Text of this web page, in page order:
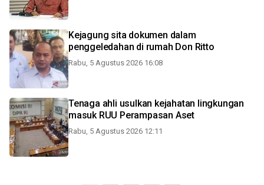
Kejagung sita dokumen dalam
penggeledahan di rumah Don Ritto
Rabu, 5 Agustus 2026 16:08
Tenaga ahli usulkan kejahatan lingkungan
masuk RUU Perampasan Aset
Rabu, 5 Agustus 2026 12:11